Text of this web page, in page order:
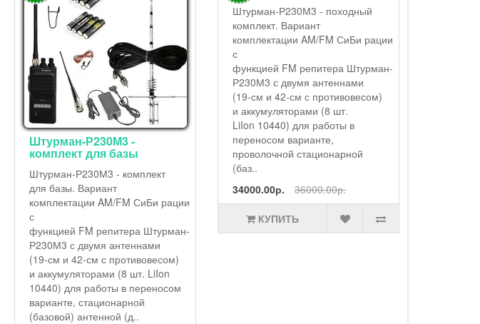
Штурман-Р230М3 -
комплект для базы
Штурман-Р230М3 - комплект
для базы. Вариант
комплектации AM/FM СиБи рации
с
функцией FM репитера Штурман-
Р230М3 с двумя антеннами
(19-см и 42-см с противовесом)
и аккумуляторами (8 шт. LiIon
10440) для работы в переносом
варианте, стационарной
(базовой) антенной (д..
Штурман-Р230М3 -
походный комплект
Штурман-Р230М3 - походный
комплект. Вариант
комплектации AM/FM СиБи рации
функцией FM репитера Штурман-